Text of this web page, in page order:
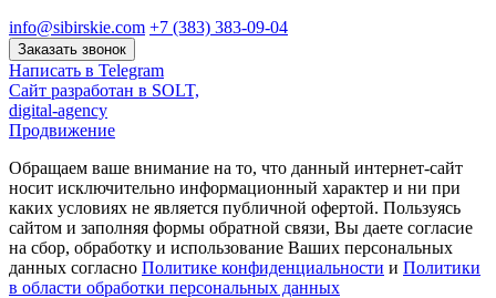
info@sibirskie.com +7 (383) 383-09-04
Заказать звонок
Написать в Telegram
Сайт разработан в SOLT,
digital-agency
Продвижение
Обращаем ваше внимание на то, что данный интернет-сайт
носит исключительно информационный характер и ни при
каких условиях не является публичной офертой. Пользуясь
сайтом и заполняя формы обратной связи, Вы даете согласие
на сбор, обработку и использование Ваших персональных
данных согласно Политике конфиденциальности и Политики
в области обработки персональных данных